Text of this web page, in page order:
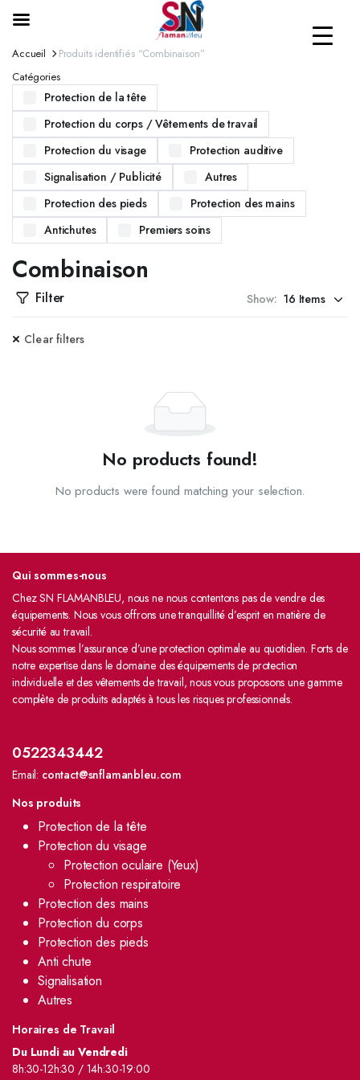
Accueil
Produits identifiés “Combinaison”
Catégories
Protection de la tête
Protection du corps / Vêtements de travail
Protection du visage
Protection auditive
Signalisation / Publicité
Autres
Protection des pieds
Protection des mains
Antichutes
Premiers soins
Combinaison
Filter Show:
Clear filters
No products found!
No products were found matching your selection.
Qui sommes-nous
Chez SN FLAMANBLEU, nous ne nous contentons pas de vendre des
équipements. Nous vous offrons une tranquillité d’esprit en matière de
sécurité au travail.
Nous sommes l’assurance d’une protection optimale au quotidien. Forts de
notre expertise dans le domaine des équipements de protection
individuelle et des vêtements de travail, nous vous proposons une gamme
complète de produits adaptés à tous les risques professionnels.
0522343442
Email: contact@snflamanbleu.com
Nos produits
Protection de la tête
Protection du visage
Protection oculaire (Yeux)
Protection respiratoire
Protection des mains
Protection du corps
Protection des pieds
Anti chute
Signalisation
Autres
Horaires de Travail
Du Lundi au Vendredi
8h:30-12h:30 / 14h:30-19:00